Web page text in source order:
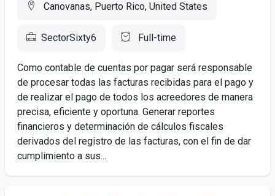
Canovanas, Puerto Rico, United States
SectorSixty6 Full-time
Como contable de cuentas por pagar será responsable
de procesar todas las facturas recibidas para el pago y
de realizar el pago de todos los acreedores de manera
precisa, eficiente y oportuna. Generar reportes
financieros y determinación de cálculos fiscales
derivados del registro de las facturas, con el fin de dar
cumplimiento a sus...